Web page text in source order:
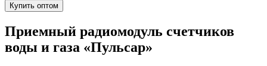
Купить оптом
Приемный радиомодуль счетчиков
воды и газа «Пульсар»